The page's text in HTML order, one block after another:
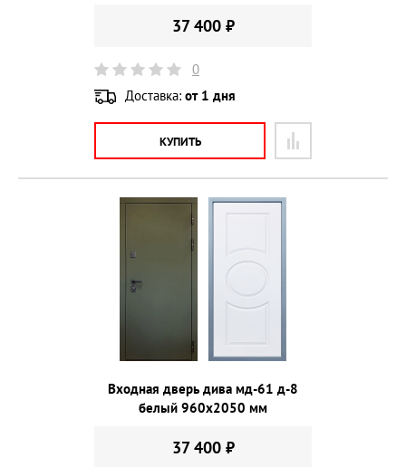
37 400 ₽
0
Доставка: от 1 дня
КУПИТЬ
Входная дверь дива мд-61 д-8
белый 960х2050 мм
37 400 ₽